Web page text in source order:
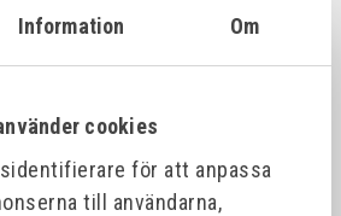
Information Om
cookies
för att anpassa
till användarna,
949,00 kr